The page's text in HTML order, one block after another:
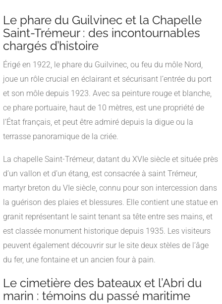
Le phare du Guilvinec et la Chapelle
Saint-Trémeur : des incontournables
chargés d’histoire
Érigé en 1922, le phare du Guilvinec, ou feu du môle Nord,
joue un rôle crucial en éclairant et sécurisant l’entrée du port
et son môle depuis 1923. Avec sa peinture rouge et blanche,
ce phare portuaire, haut de 10 mètres, est une propriété de
l’État français, et peut être admiré depuis la digue ou la
terrasse panoramique de la criée.
La chapelle Saint-Trémeur, datant du XVIe siècle et située près
d’un vallon et d’un étang, est consacrée à saint Trémeur,
martyr breton du VIe siècle, connu pour son intercession dans
la guérison des plaies et blessures. Elle contient une statue en
granit représentant le saint tenant sa tête entre ses mains, et
est classée monument historique depuis 1935. Les visiteurs
peuvent également découvrir sur le site deux stèles de l’âge
du fer, une fontaine et un ancien four à pain.
Le cimetière des bateaux et l’Abri du
marin : témoins du passé maritime